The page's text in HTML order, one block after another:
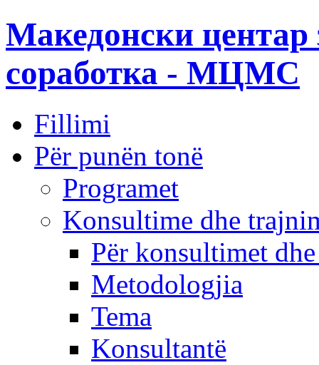
Македонски центар
соработка - МЦМС
Fillimi
Për punën tonë
Programet
Konsultime dhe
Për konsultimet
Metodologjia
Tema
Konsultantë